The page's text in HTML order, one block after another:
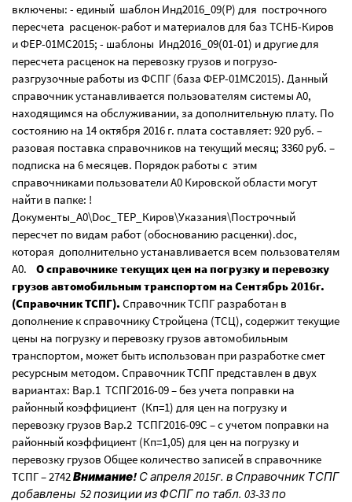
включены: - единый шаблон Инд2016_09(Р) для построчного
пересчета расценок-работ и материалов для баз ТСНБ-Киров
и ФЕР-01МС2015; - шаблоны Инд2016_09(01-01) и другие для
пересчета расценок на перевозку грузов и погрузо-
разгрузочные работы из ФСПГ (база ФЕР-01МС2015). Данный
справочник устанавливается пользователям системы А0,
находящимся на обслуживании, за дополнительную плату. По
состоянию на 14 октября 2016 г. плата составляет: 920 руб. –
разовая поставка справочников на текущий месяц; 3360 руб. –
подписка на 6 месяцев. Порядок работы с этим
справочниками пользователи А0 Кировской области могут
найти в папке: !
Документы_А0\Doc_ТЕР_Киров\Указания\Построчный
пересчет по видам работ (обоснованию расценки).doc,
которая дополнительно устанавливается всем пользователям
А0.
О справочнике текущих цен на погрузку и перевозку
грузов автомобильным транспортом на Сентябрь 2016г.
(Справочник ТСПГ). Справочник ТСПГ разработан в
дополнение к справочнику Стройцена (ТСЦ), содержит текущие
цены на погрузку и перевозку грузов автомобильным
транспортом, может быть использован при разработке смет
ресурсным методом. Справочник ТСПГ представлен в двух
вариантах: Вар.1 ТСПГ2016-09 – без учета поправки на
районный коэффициент (Кп=1) для цен на погрузку и
перевозку грузов Вар.2 ТСПГ2016-09С – с учетом поправки на
районный коэффициент (Кп=1,05) для цен на погрузку и
перевозку грузов Общее количество записей в справочнике
ТСПГ – 2742Внимание! С апреля 2015г. в Справочник ТСПГ
добавлены 52 позиции из ФСПГ по табл. 03-33 по